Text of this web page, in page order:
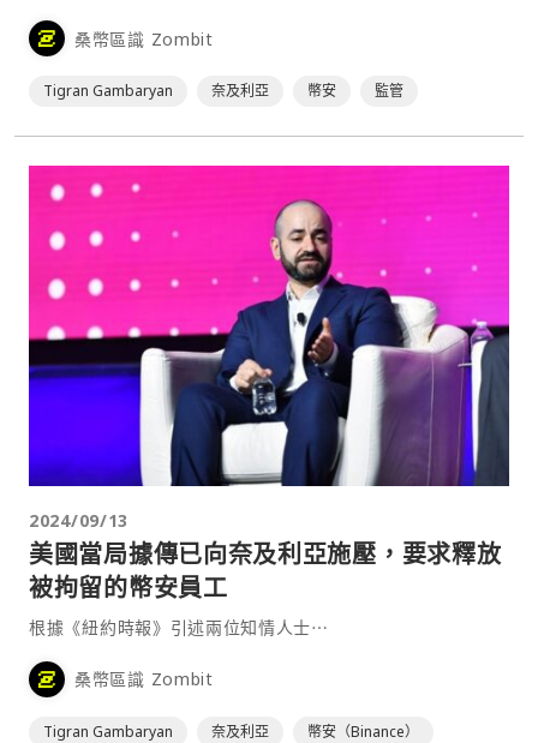
桑幣區識 Zombit
Tigran Gambaryan 奈及利亞 幣安 監管
2024/09/13
美國當局據傳已向奈及利亞施壓，要求釋放
被拘留的幣安員工
根據《紐約時報》引述兩位知情人士⋯
桑幣區識 Zombit
Tigran Gambaryan 奈及利亞
幣安（Binance）